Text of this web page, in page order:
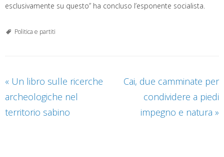
esclusivamente su questo” ha concluso l’esponente socialista.
Politica e partiti
« Un libro sulle ricerche
archeologiche nel
territorio sabino
Cai, due camminate per
condividere a piedi
impegno e natura »